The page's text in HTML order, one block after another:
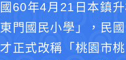
60年4月21日本鎮
門國民小學」，民
正式改稱「桃園市